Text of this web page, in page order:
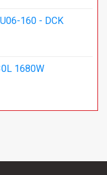
160 - DCK
1680W